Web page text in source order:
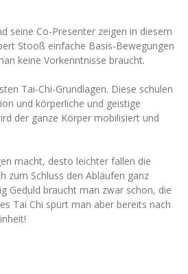
seine Co-Presenter zeigen in diesem
Stooß einfache Basis-Bewegungen
keine Vorkenntnisse braucht.
Tai-Chi-Grundlagen. Diese schulen
und körperliche und geistige
der ganze Körper mobilisiert und
macht, desto leichter fallen die
zum Schluss den Abläufen ganz
Geduld braucht man zwar schon, die
Tai Chi spürt man aber bereits nach